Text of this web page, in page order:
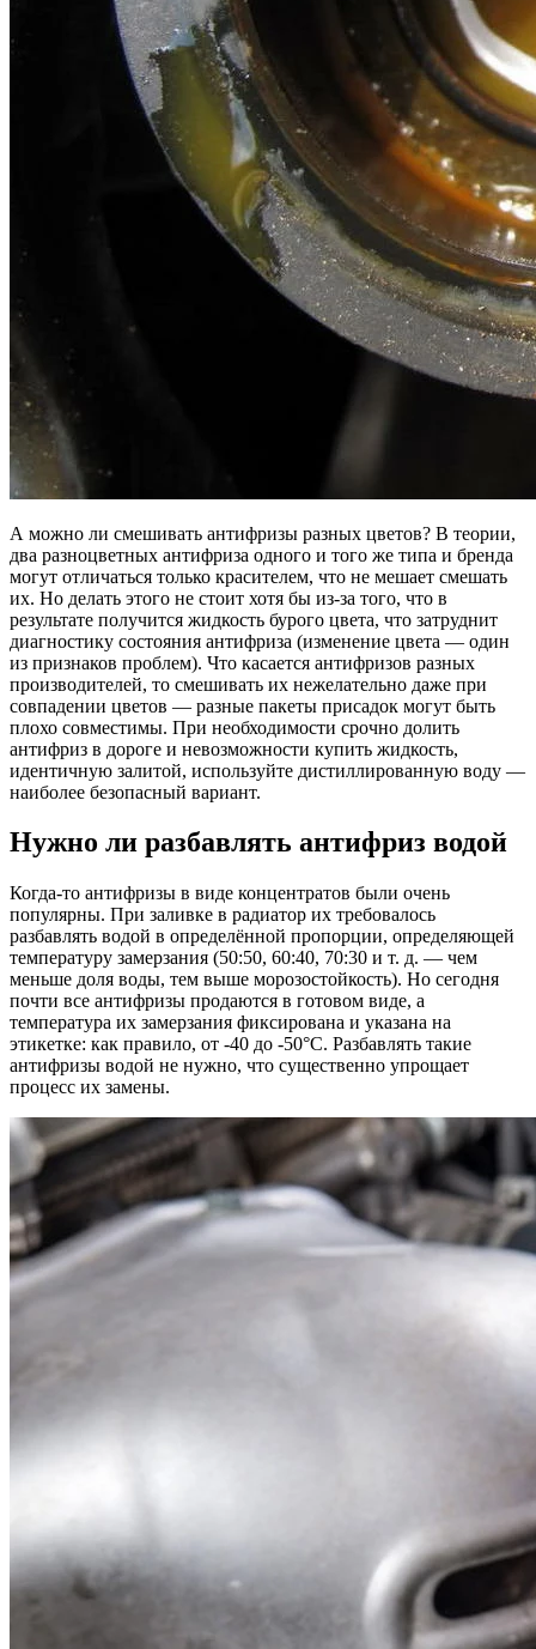
А можно ли смешивать антифризы разных цветов? В теории,
два разноцветных антифриза одного и того же типа и бренда
могут отличаться только красителем, что не мешает смешать
их. Но делать этого не стоит хотя бы из-за того, что в
результате получится жидкость бурого цвета, что затруднит
диагностику состояния антифриза (изменение цвета — один
из признаков проблем). Что касается антифризов разных
производителей, то смешивать их нежелательно даже при
совпадении цветов — разные пакеты присадок могут быть
плохо совместимы. При необходимости срочно долить
антифриз в дороге и невозможности купить жидкость,
идентичную залитой, используйте дистиллированную воду —
наиболее безопасный вариант.
Нужно ли разбавлять антифриз водой
Когда-то антифризы в виде концентратов были очень
популярны. При заливке в радиатор их требовалось
разбавлять водой в определённой пропорции, определяющей
температуру замерзания (50:50, 60:40, 70:30 и т. д. — чем
меньше доля воды, тем выше морозостойкость). Но сегодня
почти все антифризы продаются в готовом виде, а
температура их замерзания фиксирована и указана на
этикетке: как правило, от -40 до -50°C. Разбавлять такие
антифризы водой не нужно, что существенно упрощает
процесс их замены.